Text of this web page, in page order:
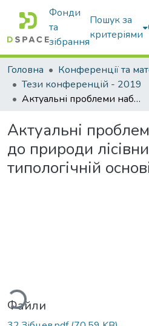
Фонди
та
зібрання
Пошук за
критеріями
Головна
Тези конференцій - 2019
Актуальні проблеми наближеного до природи лісівництва на типологічній основі
Актуальні
до природи
типологічній
Файли